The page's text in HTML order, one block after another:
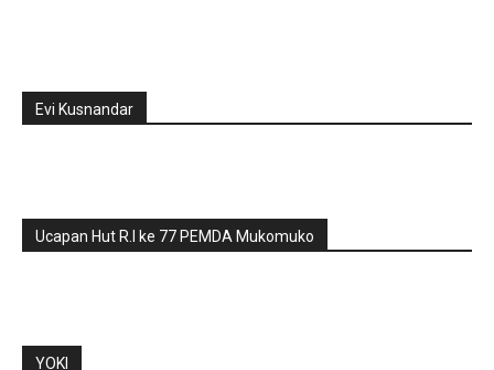
Evi Kusnandar
Ucapan Hut R.I ke 77 PEMDA Mukomuko
YOKI